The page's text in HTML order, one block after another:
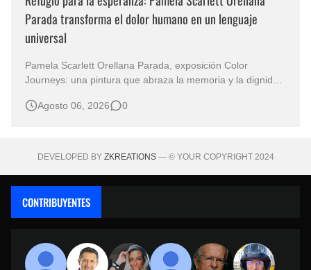
Parada transforma el dolor humano en un lenguaje
universal
Pamela Scarlett Orellana Parada, exposición Color
Journeys: una pintura que abraza la memoria y la dignidad
obras no necesitan levantar la voz para permanecer en la
Agosto 06, 2026 0
DEVELOPED BY ZKREATIONS— © YOUR COPYRIGHT 2024
CONTRIBUYENTES